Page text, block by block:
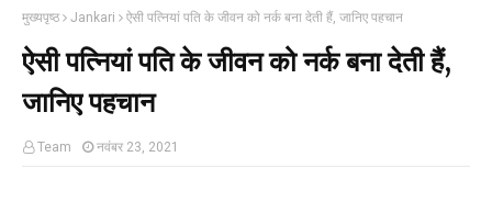
मुख्यपृष्ठ Jankari ऐसी पत्नियां पति के जीवन को नर्क बना देती हैं, जानिए पहचान
ऐसी पत्नियां पति के जीवन को नर्क बना देती हैं,
जानिए पहचान
Team नवंबर 23, 2021